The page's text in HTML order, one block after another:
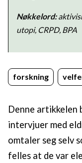
Nøkkelord:
utopi, CRPD, BPA
forskning
Denne artikkelen
intervjuer med
omtaler seg selv
felles at de var